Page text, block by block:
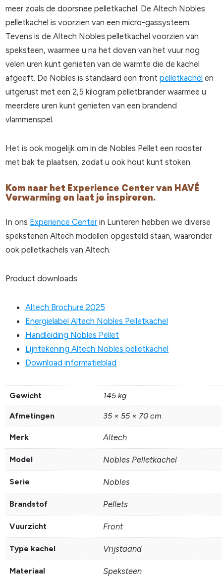
meer zoals de doorsnee pelletkachel. De Altech Nobles
pelletkachel is voorzien van een micro-gassysteem.
Tevens is de Altech Nobles pelletkachel voorzien van
speksteen, waarmee u na het doven van het vuur nog
velen uren kunt genieten van de warmte die de kachel
afgeeft. De Nobles is standaard een frontpelletkachel en
uitgerust met een 2,5 kilogram pelletbrander waarmee u
meerdere uren kunt genieten van een brandend
vlammenspel.
Het is ook mogelijk om in de Nobles Pellet een rooster
met bak te plaatsen, zodat u ook hout kunt stoken.
Kom naar het Experience Center van HAVÉ
Verwarming en laat je inspireren.
In ons Experience Center in Lunteren hebben we diverse
spekstenen Altech modellen opgesteld staan, waaronder
ook pelletkachels van Altech.
Product downloads
Altech Brochure 2025
Energielabel Altech Nobles Pelletkachel
Handleiding Nobles Pellet
Lijntekening Altech Nobles pelletkachel
Download informatieblad
Gewicht 145 kg
Afmetingen 35 × 55 × 70 cm
Merk Altech
Model Nobles Pelletkachel
Serie Nobles
Brandstof Pellets
Vuurzicht Front
Type kachel Vrijstaand
Materiaal Speksteen